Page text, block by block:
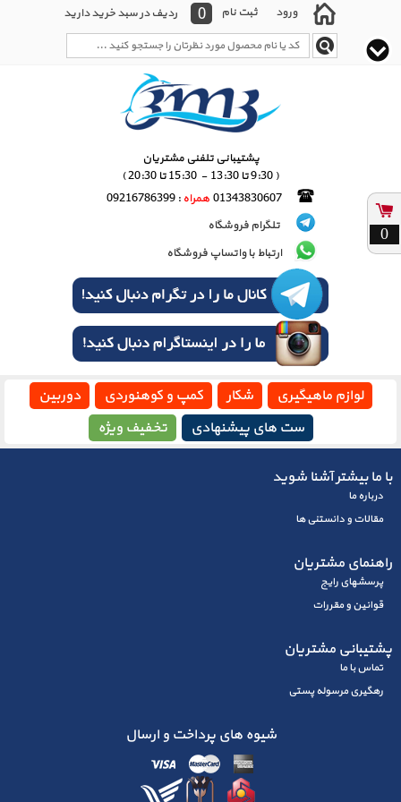
ورود ثبت نام 0 ردیف در سبد خرید دارید
پشتیبانی تلفنی مشتریان
( 9:30 تا 13:30 - 15:30 تا 20:30 )
01343830607 همراه : 09216786399
تلگرام فروشگاه
ارتباط با واتساپ فروشگاه
لوازم ماهیگیری شکار کمپ و کوهنوردی
دوربین
ست های پیشنهادی
تخفیف ویژه
با ما بیشتر آشنا شوید
درباره ما
مقالات و دانستنی ها
راهنمای مشتریان
پرسشهای رايج
قوانین و مقررات
پشتیبانی مشتریان
تماس با ما
رهگیری مرسوله پستی
شیوه های پرداخت و ارسال
0